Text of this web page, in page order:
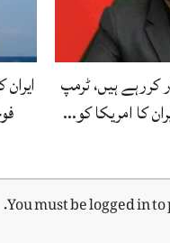
کررہے ہیں، ٹرمپ
کا امریکا کو…
You must belogged in